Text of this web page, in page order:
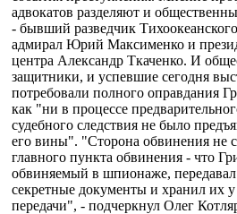
адвокатов разделяют и
- бывший разведчик
адмирал Юрий Максименко и
центра Александр Ткаченко. И
защитники, и успевшие сегодня
потребовали полного оправдания
как "ни в процессе
судебного следствия не было
его вины". "Сторона обвинения не
главного пункта обвинения - что
обвиняемый в шпионаже,
секретные документы и хранил их
передачи", - подчеркнул Олег